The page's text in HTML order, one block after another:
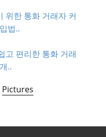
위한 통화 거래자 커
법..
고 편리한 통화 거래
..
Pictures